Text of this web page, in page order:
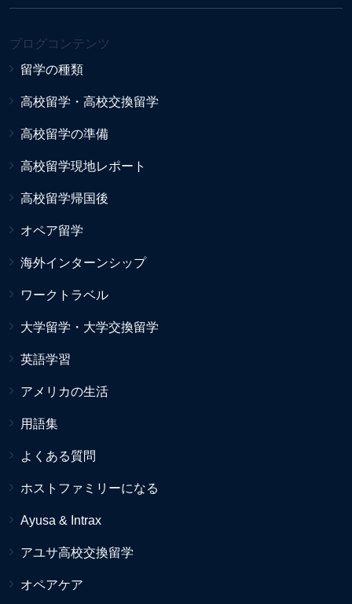
ブログコンテンツ
留学の種類
高校留学・高校交換留学
高校留学の準備
高校留学現地レポート
高校留学帰国後
オペア留学
海外インターンシップ
ワークトラベル
大学留学・大学交換留学
英語学習
アメリカの生活
用語集
よくある質問
ホストファミリーになる
Ayusa & Intrax
アユサ高校交換留学
オペアケア